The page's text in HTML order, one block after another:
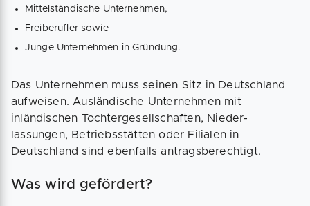
Mittelständische Unternehmen,
Frei­berufler sowie
Junge Unter­nehmen in Gründung.
Das Unternehmen muss seinen Sitz in Deutschland
aufweisen. Ausländische Unternehmen mit
inländischen Tochter­gesellschaften, Nieder­
lassungen, Betriebs­stätten oder Filialen in
Deutschland sind ebenfalls antragsberechtigt.
Was wird gefördert?